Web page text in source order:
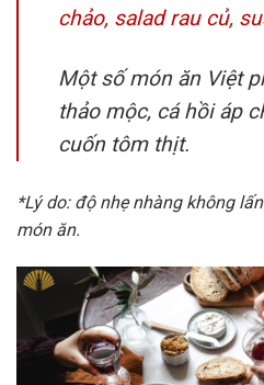
chảo, salad rau củ,
Một số món ăn Việt
thảo mộc, cá hồi áp
cuốn tôm thịt.
*Lý do: độ nhẹ nhàng không
món ăn.